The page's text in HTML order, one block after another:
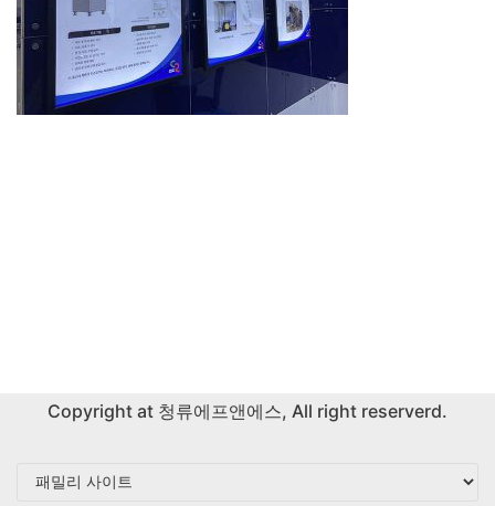
Copyright at 청류에프앤에스, All right reserverd.